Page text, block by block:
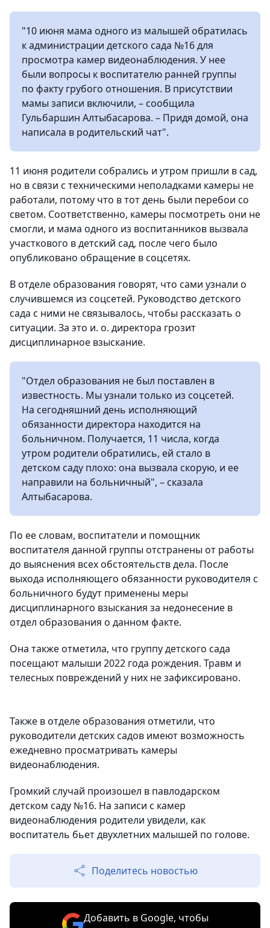
"10 июня мама одного из малышей обратилась
к администрации детского сада №16 для
просмотра камер видеонаблюдения. У нее
были вопросы к воспитателю ранней группы
по факту грубого отношения. В присутствии
мамы записи включили, – сообщила
Гульбаршин Алтыбасарова. – Придя домой, она
написала в родительский чат".
11 июня родители собрались и утром пришли в сад,
но в связи с техническими неполадками камеры не
работали, потому что в тот день были перебои со
светом. Соответственно, камеры посмотреть они не
смогли, и мама одного из воспитанников вызвала
участкового в детский сад, после чего было
опубликовано обращение в соцсетях.
В отделе образования говорят, что сами узнали о
случившемся из соцсетей. Руководство детского
сада с ними не связывалось, чтобы рассказать о
ситуации. За это и. о. директора грозит
дисциплинарное взыскание.
"Отдел образования не был поставлен в
известность. Мы узнали только из соцсетей.
На сегодняшний день исполняющий
обязанности директора находится на
больничном. Получается, 11 числа, когда
утром родители обратились, ей стало в
детском саду плохо: она вызвала скорую, и ее
направили на больничный", – сказала
Алтыбасарова.
По ее словам, воспитатели и помощник
воспитателя данной группы отстранены от работы
до выяснения всех обстоятельств дела. После
выхода исполняющего обязанности руководителя с
больничного будут применены меры
дисциплинарного взыскания за недонесение в
отдел образования о данном факте.
Она также отметила, что группу детского сада
посещают малыши 2022 года рождения. Травм и
телесных повреждений у них не зафиксировано.
Также в отделе образования отметили, что
руководители детских садов имеют возможность
ежедневно просматривать камеры
видеонаблюдения.
Громкий случай произошел в павлодарском
детском саду №16. На записи с камер
видеонаблюдения родители увидели, как
воспитатель бьет двухлетних малышей по голове.
Поделитесь новостью
Добавить в Google, чтобы